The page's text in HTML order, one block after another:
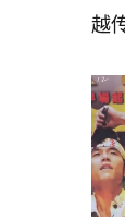
越